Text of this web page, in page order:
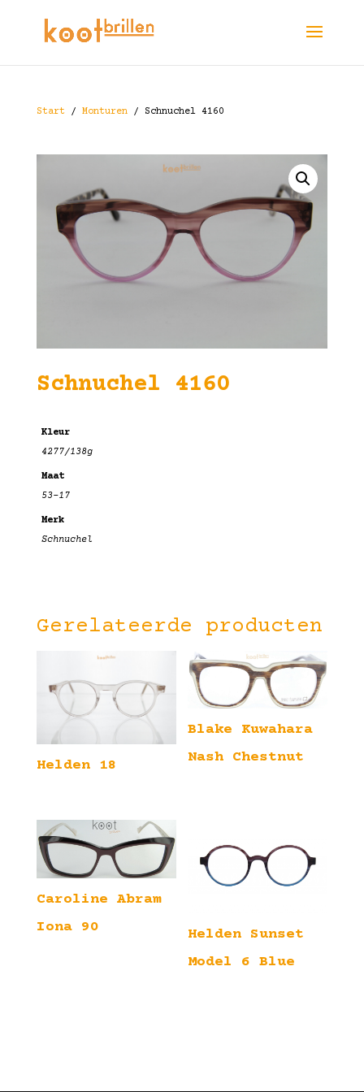
Start/ Monturen/ Schnuchel 4160
Schnuchel 4160
Kleur
4277/138g
Maat
53-17
Merk
Schnuchel
Gerelateerde producten
Helden 18
Blake Kuwahara
Nash Chestnut
Caroline Abram
Iona 90
Helden Sunset
Model 6 Blue